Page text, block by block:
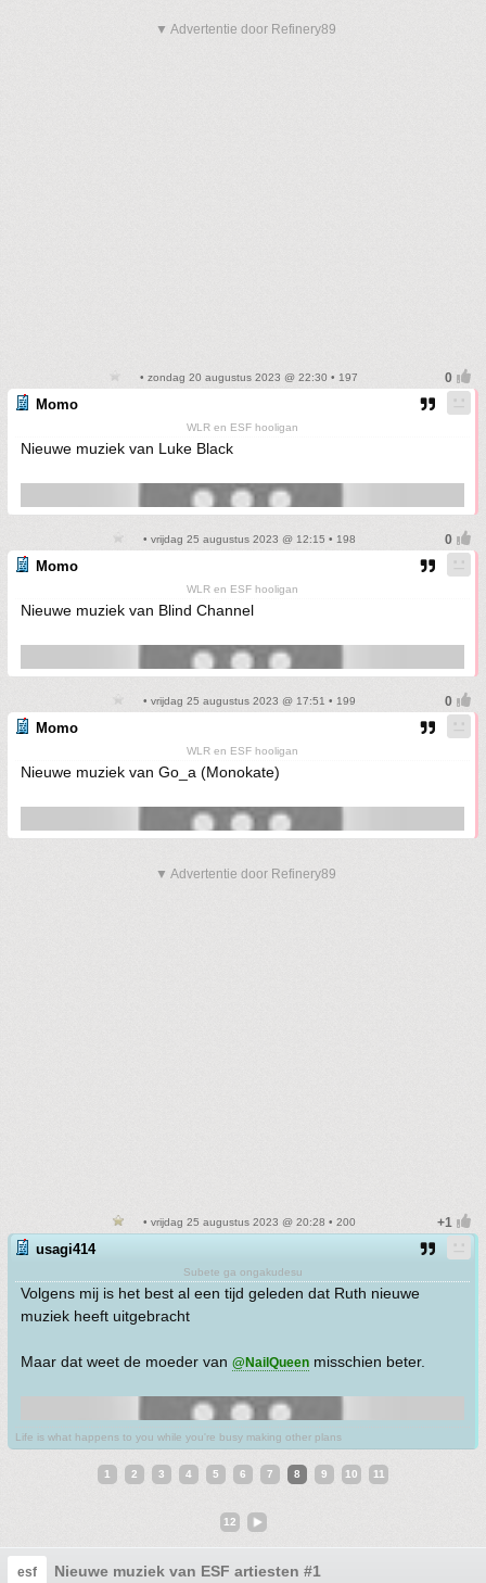
▼ Advertentie door Refinery89
• zondag 20 augustus 2023 @ 22:30 • 197
Momo
WLR en ESF hooligan
Nieuwe muziek van Luke Black
• vrijdag 25 augustus 2023 @ 12:15 • 198
Momo
WLR en ESF hooligan
Nieuwe muziek van Blind Channel
• vrijdag 25 augustus 2023 @ 17:51 • 199
Momo
WLR en ESF hooligan
Nieuwe muziek van Go_a (Monokate)
▼ Advertentie door Refinery89
• vrijdag 25 augustus 2023 @ 20:28 • 200
usagi414
Subete ga ongakudesu
Volgens mij is het best al een tijd geleden dat Ruth nieuwe
muziek heeft uitgebracht
Maar dat weet de moeder van @NailQueen misschien beter.
Life is what happens to you while you're busy making other plans
1 2 3 4 5 6 7 8 9 10 11
12
esf Nieuwe muziek van ESF artiesten #1